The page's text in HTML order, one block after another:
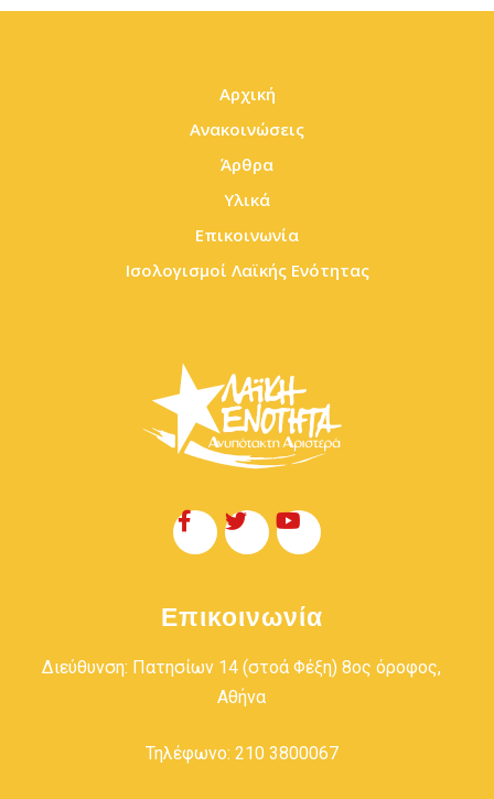
Αρχική
Ανακοινώσεις
Άρθρα
Υλικά
Επικοινωνία
Ισολογισμοί Λαϊκής Ενότητας
Επικοινωνία
Διεύθυνση: Πατησίων 14 (στοά Φέξη) 8ος όροφος,
Αθήνα
Τηλέφωνο: 210 3800067